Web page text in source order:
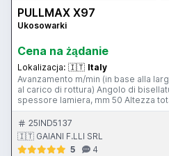
PULLMAX X97
Ukosowarki
Cena na żądanie
Lokalizacja: 🇮🇹 Italy
Avanzamento m/min (in base alla
al carico di rottura) Angolo di bisellatura
spessore lamiera, mm 50 Altezza totale, mm 1510
totale, mm 1360 Larghezza totale, mm 1110 Potenza motore, Kw
25IND5137
🇮🇹 GAIANI F.LLI SRL
5
4